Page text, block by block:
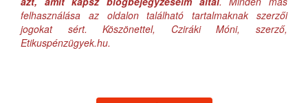
felhasználása az oldalon található tartalmaknak szerzői
jogokat sért. Köszönettel, Cziráki Móni, szerző,
Etikuspénzügyek.hu.